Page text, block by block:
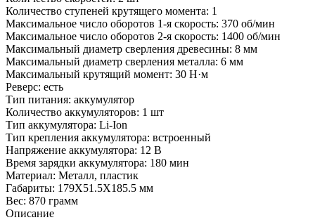
Количество ступеней крутящего момента: 1
Максимальное число оборотов 1-я скорость: 370 об/мин
Максимальное число оборотов 2-я скорость: 1400 об/мин
Максимальный диаметр сверления древесины: 8 мм
Максимальный диаметр сверления металла: 6 мм
Максимальный крутящий момент: 30 Н·м
Реверс: есть
Тип питания: аккумулятор
Количество аккумуляторов: 1 шт
Тип аккумулятора: Li-Ion
Тип крепления аккумулятора: встроенный
Напряжение аккумулятора: 12 В
Время зарядки аккумулятора: 180 мин
Материал: Металл, пластик
Габариты: 179X51.5X185.5 мм
Вес: 870 грамм
Описание